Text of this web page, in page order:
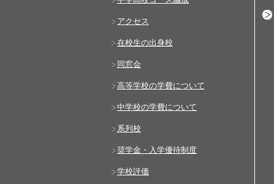
アクセス
在校生の出身校
同窓会
高等学校の学費について
中学校の学費について
系列校
奨学金・入学優待制度
学校評価